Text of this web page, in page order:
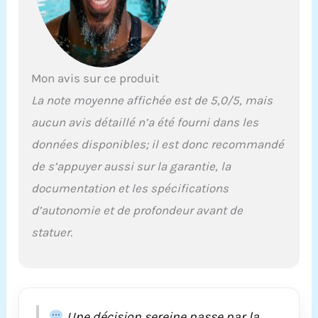
minutes et peut
atteindre une vitesse
Laissez-vous nager
marin et explorez à
votre guise 【Vitesse
natation électrique
est entièrement
alimentée par batterie
et dispose de deux
vitesses réglables.
personnelles et
Mon avis sur ce produit
La note moyenne affichée est de 5,0/5, mais
aucun avis détaillé n’a été fourni dans les
données disponibles; il est donc recommandé
de s’appuyer aussi sur la garantie, la
documentation et les spécifications
d’autonomie et de profondeur avant de
statuer.